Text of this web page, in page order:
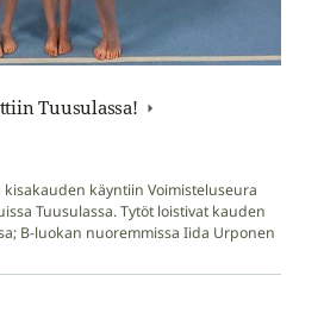
Tuusulassa!
kisakauden käyntiin Voimisteluseura
Tuusulassa. Tytöt loistivat kauden
B-luokan nuoremmissa Iida Urponen